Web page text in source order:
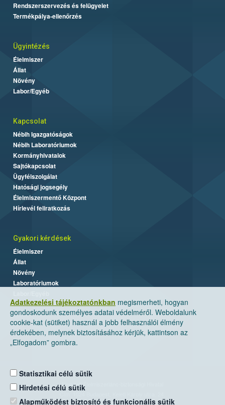
Adatkezelési tájékoztatónkban megismerheti, hogyan
gondoskodunk személyes adatai védelméről. Weboldalunk
cookie-kat (sütiket) használ a jobb felhasználói élmény
érdekében, melynek biztosításához kérjük, kattintson az
„Elfogadom” gombra.
Statisztikai célú sütik
Hirdetési célú sütik
Alapműködést biztosító és funkcionális sütik
Rendszerszervezés és felügyelet
Termékpálya-ellenőrzés
Ügyintézés
Élelmiszer
Állat
Növény
Labor/Egyéb
Kapcsolat
Nébih Igazgatóságok
Nébih Laboratóriumok
Kormányhivatalok
Sajtókapcsolat
Ügyfélszolgálat
Hatósági jogsegély
Élelmiszermentő Központ
Hírlevél feliratkozás
Gyakori kérdések
Élelmiszer
Állat
Növény
Laboratóriumok
Nemzeti Élelmiszerlánc-biztonsági Hivatal